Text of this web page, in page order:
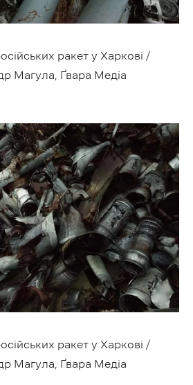
ракет у Харкові /
Магула, Ґвара Медіа
ракет у Харкові /
Магула, Ґвара Медіа